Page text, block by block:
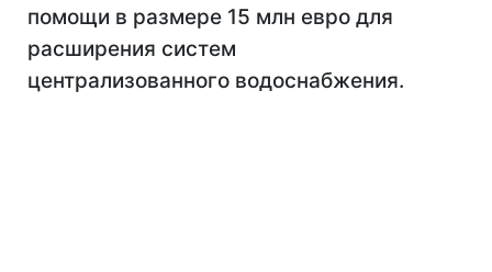
помощи в размере 15 млн евро для
расширения систем
централизованного водоснабжения.